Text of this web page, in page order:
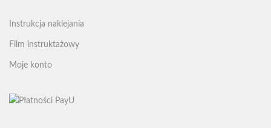
Instrukcja naklejania
Film instruktażowy
Moje konto